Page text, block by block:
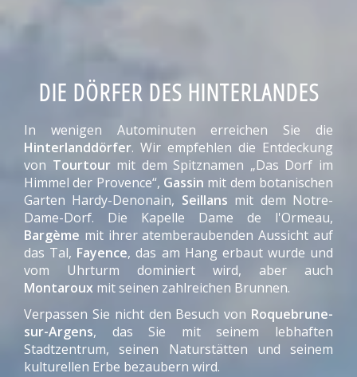
DIE DÖRFER DES HINTERLANDES
In wenigen Autominuten erreichen Sie die
Hinterlanddörfer. Wir empfehlen die Entdeckung
von Tourtourmit dem Spitznamen „Das Dorf im
Himmel der Provence“, Gassin mit dem botanischen
Garten Hardy-Denonain, Seillans mit dem Notre-
Dame-Dorf. Die Kapelle Dame de l'Ormeau,
Bargème mit ihrer atemberaubenden Aussicht auf
das Tal, Fayence, das am Hang erbaut wurde und
vom Uhrturm dominiert wird, aber auch
Montaroux mit seinen zahlreichen Brunnen.
Verpassen Sie nicht den Besuch von Roquebrune-
sur-Argens, das Sie mit seinem lebhaften
Stadtzentrum, seinen Naturstätten und seinem
kulturellen Erbe bezaubern wird.